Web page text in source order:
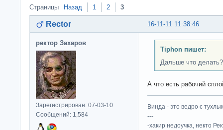
Страницы Назад 1 2 3
16-11-11 11:38:46
Rector
ректор Захаров
Зарегистрирован: 07-03-10
Сообщений: 1,584
Tiphon пишет:
Дальше что
А что есть рабочий
Винда - это ведро с
---
-хакир недоучка, некто